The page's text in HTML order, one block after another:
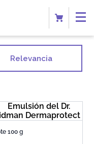
Relevancia
100 g